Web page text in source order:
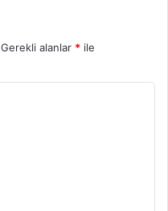
Gerekli alanlar * ile